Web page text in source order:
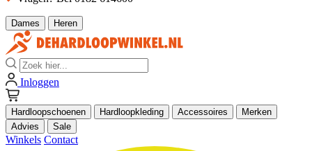
Dames Heren
Zoek
Inloggen
Hardloopschoenen Hardloopkleding Accessoires
Merken
Advies
Sale
Winkels Contact